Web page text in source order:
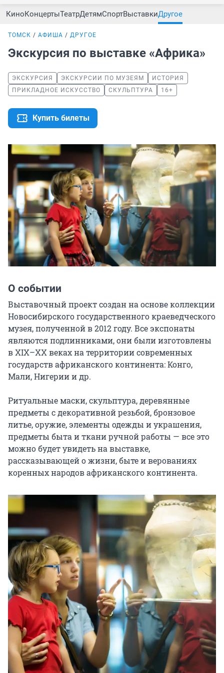
КиноКонцертыТеатрДетямСпортВыставкиДругое
ТОМСК АФИША ДРУГОЕ
Экскурсия по выставке «Африка»
ЭКСКУРСИЯ ЭКСКУРСИИ ПО МУЗЕЯМ
ИСТОРИЯ
ПРИКЛАДНОЕ ИСКУССТВО
СКУЛЬПТУРА 16+
Купить билеты
О событии
Выставочный проект создан на основе коллекции
Новосибирского государственного краеведческого
музея, полученной в 2012 году. Все экспонаты
являются подлинниками, они были изготовлены
в XIX–XX веках на территории современных
государств африканского континента: Конго,
Мали, Нигерии и др.
Ритуальные маски, скульптура, деревянные
предметы с декоративной резьбой, бронзовое
литье, оружие, элементы одежды и украшения,
предметы быта и ткани ручной работы — все это
можно будет увидеть на выставке,
рассказывающей о жизни, быте и верованиях
коренных народов африканского континента.